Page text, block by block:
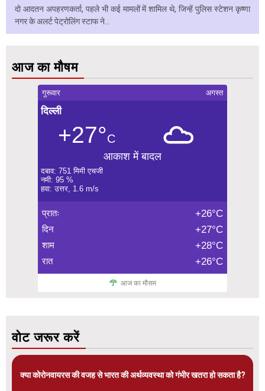
दो आदतन अपहरणकर्ता, पहले भी कई मामलों में शामिल थे, जिन्हें पुलिस स्टेशन कृष्णा
नगर के अलर्ट पेट्रोलिंग स्टाफ ने...
आज का मौषम
गुरूवार अगस्त
दिल्ली
+27°C
आकाश में बादल
दबाव: 751 मिमी एचजी
नमी: 95 %
हवा: उत्तर, 1.6 m/s
प्रातः +26°C
दिन +27°C
शाम +28°C
रात +26°C
आज का मौसम
वोट जरूर करें
क्या कोरोनवायरस की वजह से भारत की अर्थव्यवस्था को गंभीर खतरा हो सकता है?